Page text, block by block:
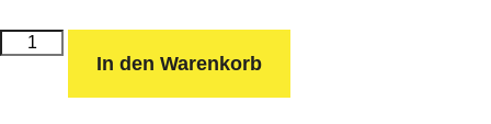
Umbausatz
EURO-
In den Warenkorb